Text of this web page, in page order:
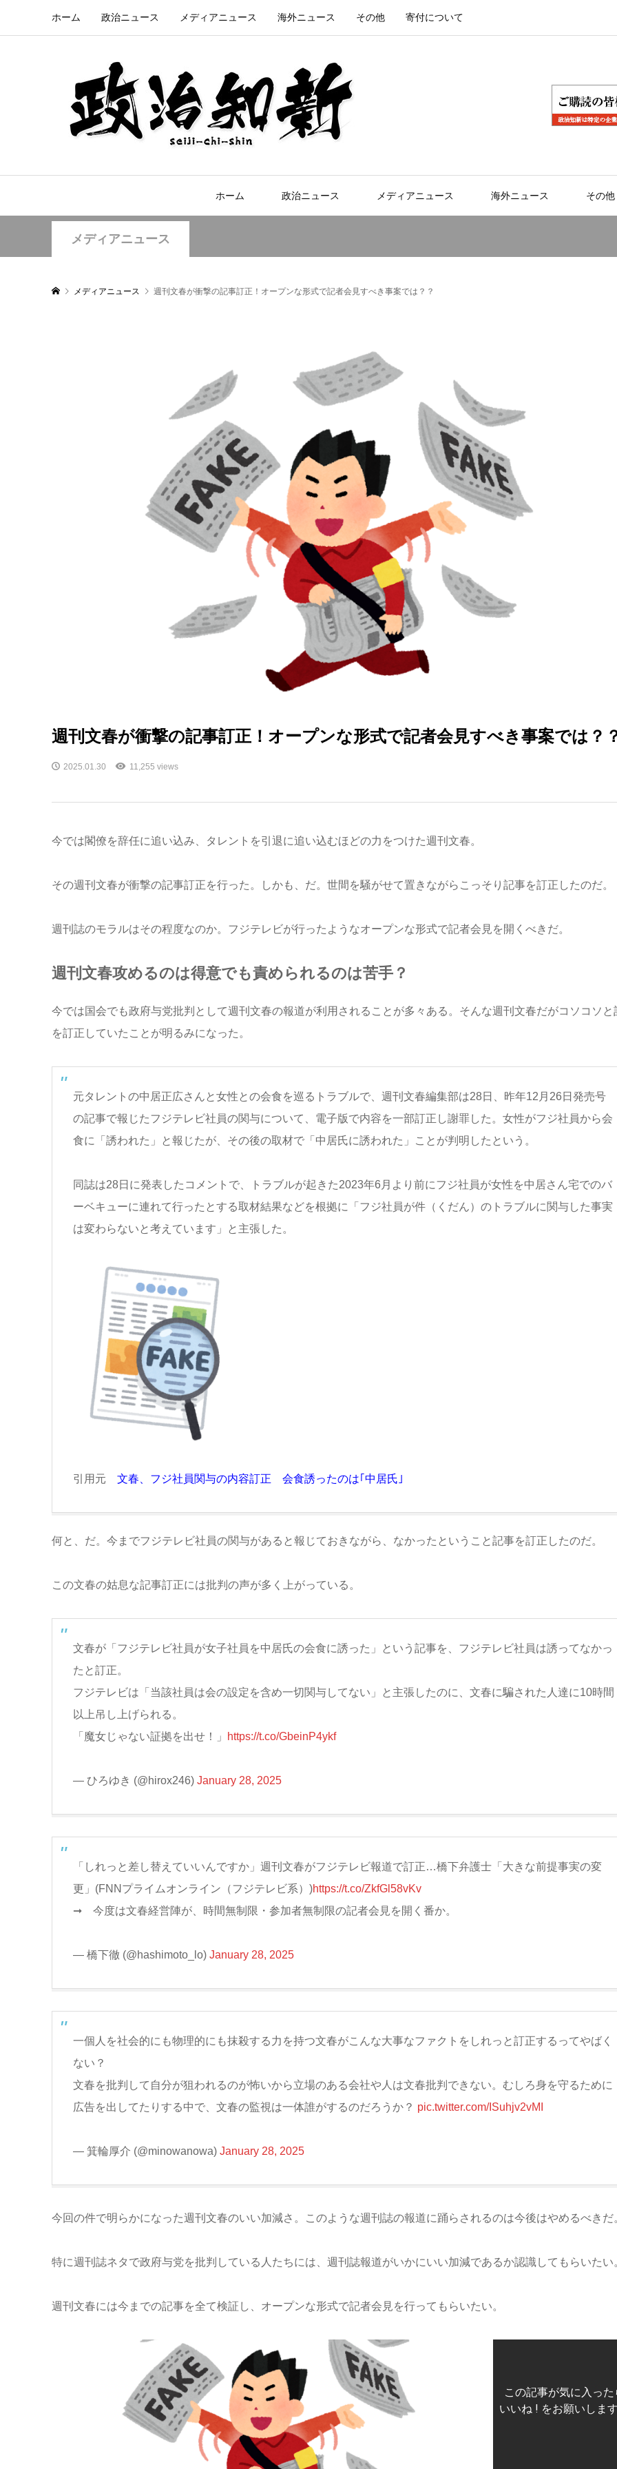
ホーム 政治ニュース メディアニュース 海外ニュース その他 寄付について
ホーム 政治ニュース メディアニュース 海外ニュース その他
メディアニュース
メディアニュース 週刊文春が衝撃の記事訂正！オープンな形式で記者会見すべき事案では？？
週刊文春が衝撃の記事訂正！オープンな形式で記者会見すべき事案では？
2025.01.30 11,255 views
今では閣僚を辞任に追い込み、タレントを引退に追い込むほどの力をつけた週刊文春。
その週刊文春が衝撃の記事訂正を行った。しかも、だ。世間を騒がせて置きながらこっそり記事を訂正したのだ。
週刊誌のモラルはその程度なのか。フジテレビが行ったようなオープンな形式で記者会見を開くべきだ。
週刊文春攻めるのは得意でも責められるのは苦手？
今では国会でも政府与党批判として週刊文春の報道が利用されることが多々ある。そんな週刊文春だがコソコソと
を訂正していたことが明るみになった。
元タレントの中居正広さんと女性との会食を巡るトラブルで、週刊文春編集部は28日、昨年12月26日発売号
の記事で報じたフジテレビ社員の関与について、電子版で内容を一部訂正し謝罪した。女性がフジ社員から会
食に「誘われた」と報じたが、その後の取材で「中居氏に誘われた」ことが判明したという。
同誌は28日に発表したコメントで、トラブルが起きた2023年6月より前にフジ社員が女性を中居さん宅でのバ
ーベキューに連れて行ったとする取材結果などを根拠に「フジ社員が件（くだん）のトラブルに関与した事実
は変わらないと考えています」と主張した。
引用元 文春、フジ社員関与の内容訂正 会食誘ったのは｢中居氏｣
何と、だ。今までフジテレビ社員の関与があると報じておきながら、なかったということ記事を訂正したのだ。
この文春の姑息な記事訂正には批判の声が多く上がっている。
文春が「フジテレビ社員が女子社員を中居氏の会食に誘った」という記事を、フジテレビ社員は誘ってなかっ
たと訂正。
フジテレビは「当該社員は会の設定を含め一切関与してない」と主張したのに、文春に騙された人達に10時間
以上吊し上げられる。
「魔女じゃない証拠を出せ！」
https://t.co/GbeinP4ykf
— ひろゆき (@hirox246) January 28, 2025
「しれっと差し替えていいんですか」週刊文春がフジテレビ報道で訂正…橋下弁護士「大きな前提事実の変
更」(FNNプライムオンライン（フジテレビ系）)https://t.co/ZkfGl58vKv
➞ 今度は文春経営陣が、時間無制限・参加者無制限の記者会見を開く番か。
— 橋下徹 (@hashimoto_lo) January 28, 2025
一個人を社会的にも物理的にも抹殺する力を持つ文春がこんな大事なファクトをしれっと訂正するってやばく
ない？
文春を批判して自分が狙われるのが怖いから立場のある会社や人は文春批判できない。むしろ身を守るために
広告を出してたりする中で、文春の監視は一体誰がするのだろうか？ pic.twitter.com/ISuhjv2vMI
— 箕輪厚介 (@minowanowa) January 28, 2025
今回の件で明らかになった週刊文春のいい加減さ。このような週刊誌の報道に踊らされるのは今後はやめるべきだ
特に週刊誌ネタで政府与党を批判している人たちには、週刊誌報道がいかにいい加減であるか認識してもらいたい
週刊文春には今までの記事を全て検証し、オープンな形式で記者会見を行ってもらいたい。
この記事が気に入った
いいね ! をお願いしま